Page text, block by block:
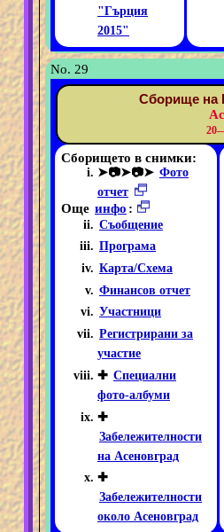
"Гърция
2015"
No. 29
Сборище на
Сборището в снимки:
➤📷➤📷➤ Фото
отчет
Още инфо :
Съобщение
Програма
Карта/Схема
Финансов отчет
Участници
Регистрирани за
участие
✚ Специални
фото-албуми
✚
Забележителности
на Асеновград
✚
Забележителности
около Асеновград